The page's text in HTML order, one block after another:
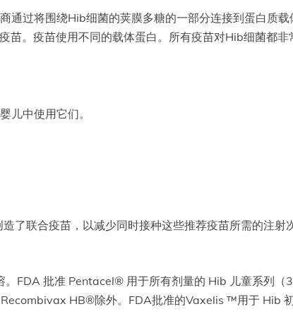
通过将围绕Hib细菌的荚膜多糖的一部分连接到蛋白质
。疫苗使用不同的载体蛋白。所有疫苗对Hib细菌都
儿中使用它们。
了联合疫苗，以减少同时接种这些推荐疫苗所需的注
FDA 批准 Pentacel® 用于所有剂量的 Hib 儿童系列（3
HB®除外。FDA批准的Vaxelis ™用于 Hib